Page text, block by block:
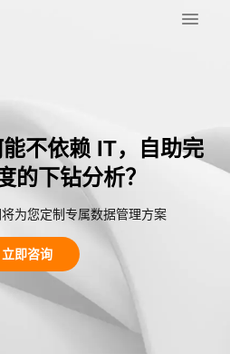
不依赖 IT，自助完
的下钻分析？
为您定制专属数据管理方案
立即咨询